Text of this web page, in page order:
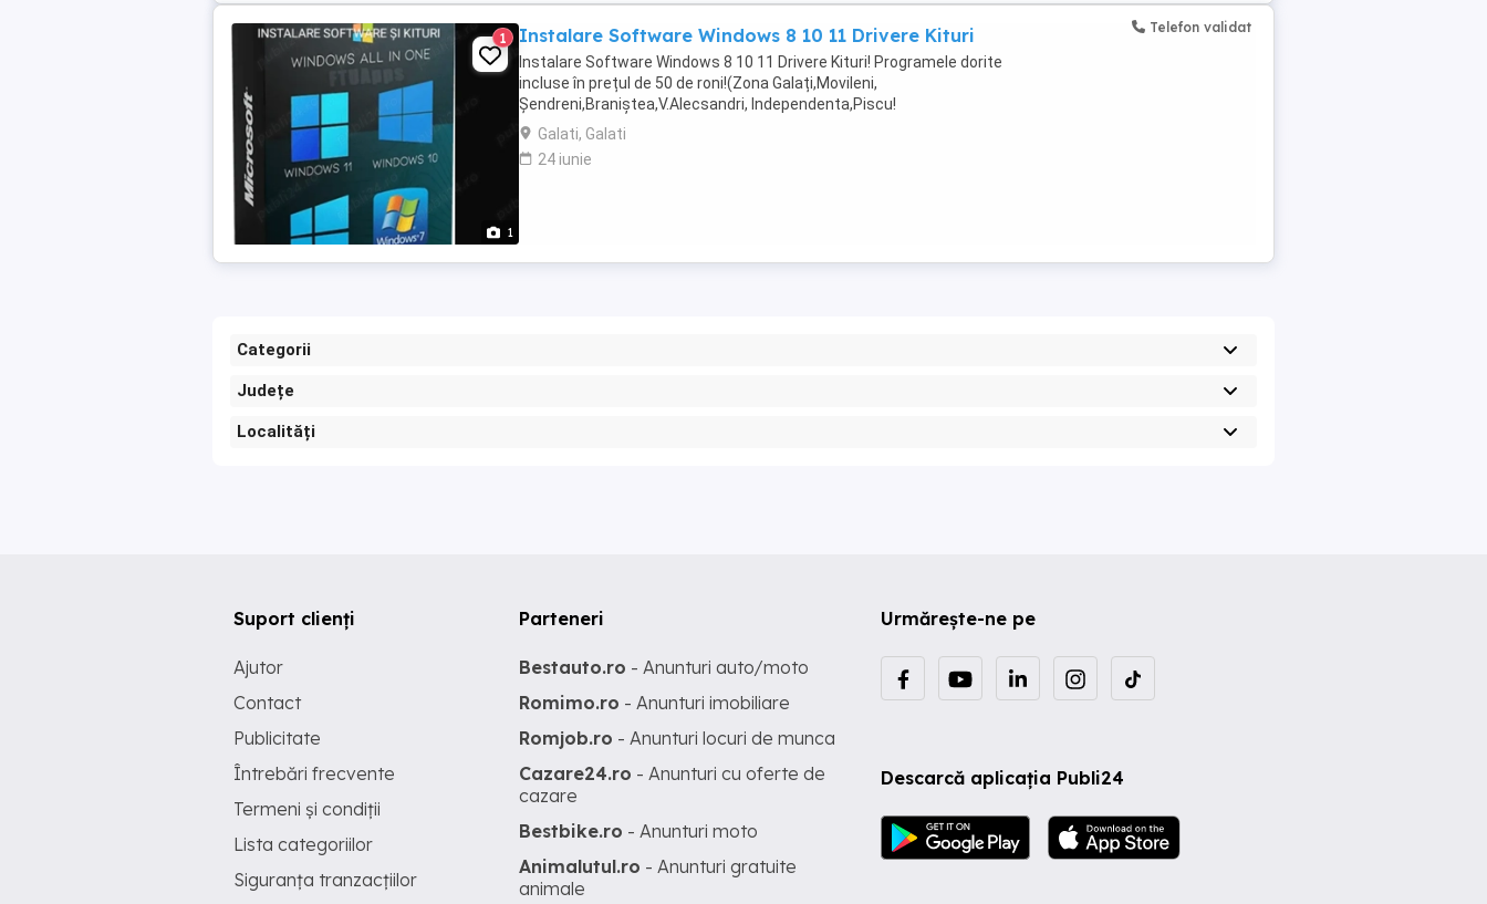
1
1 Instalare Software Windows 8 10 11 Drivere Kituri
Instalare Software Windows 8 10 11 Drivere Kituri! Programele dorite
incluse în prețul de 50 de roni!(Zona Galați,Movileni,
Șendreni,Braniștea,V.Alecsandri, Independenta,Piscu!
Galati, Galati
24 iunie
Telefon validat
Categorii
Județe
Localități
Urmărește-ne pe
Descarcă aplicația Publi24
Suport clienți
Ajutor
Contact
Publicitate
Întrebări frecvente
Termeni și condiții
Lista categoriilor
Siguranța tranzacțiilor
Parteneri
Bestauto.ro - Anunturi auto/moto
Romimo.ro - Anunturi imobiliare
Romjob.ro - Anunturi locuri de munca
Cazare24.ro - Anunturi cu oferte de
cazare
Bestbike.ro - Anunturi moto
Animalutul.ro - Anunturi gratuite
animale